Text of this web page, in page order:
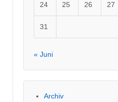
24 25 26 27
31
« Juni
Archiv